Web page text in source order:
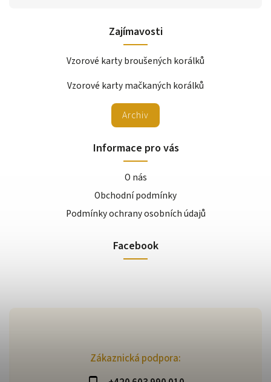
Zákaznická podpora:
Zajímavosti
Vzorové karty broušených korálků
Vzorové karty mačkaných korálků
Archiv
Informace pro vás
O nás
Obchodní podmínky
Podmínky ochrany osobních údajů
Facebook